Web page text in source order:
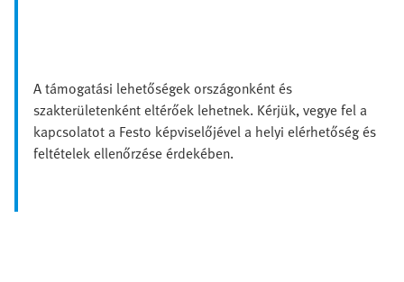
A támogatási lehetőségek országonként és
szakterületenként eltérőek lehetnek. Kérjük, vegye fel a
kapcsolatot a Festo képviselőjével a helyi elérhetőség és
feltételek ellenőrzése érdekében.